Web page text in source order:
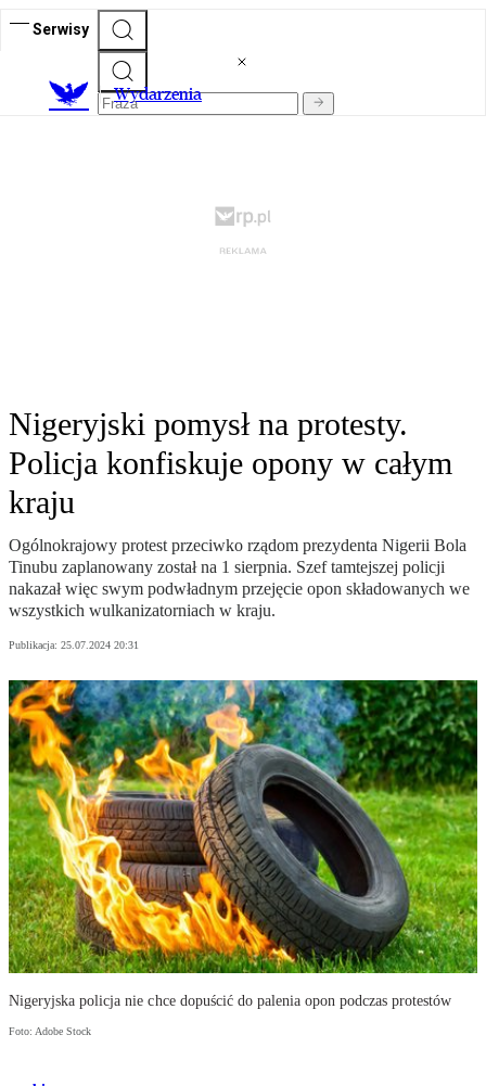
Serwisy
Wydarzenia
Nigeryjski pomysł na protesty.
Policja konfiskuje opony w całym
kraju
Ogólnokrajowy protest przeciwko rządom prezydenta Nigerii Bola
Tinubu zaplanowany został na 1 sierpnia. Szef tamtejszej policji
nakazał więc swym podwładnym przejęcie opon składowanych we
wszystkich wulkanizatorniach w kraju.
Publikacja: 25.07.2024 20:31
Nigeryjska policja nie chce dopuścić do palenia opon podczas protestów
Foto: Adobe Stock